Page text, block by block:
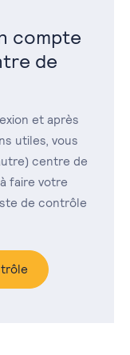
compte
de
et après
utiles, vous
centre de
faire votre
de contrôle